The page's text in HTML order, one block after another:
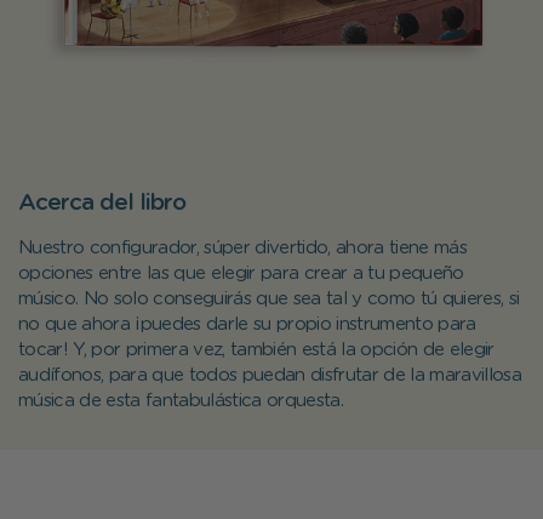
Acerca del libro
Nuestro configurador, súper divertido, ahora tiene más
opciones entre las que elegir para crear a tu pequeño
músico. No solo conseguirás que sea tal y como tú quieres, si
no que ahora ¡puedes darle su propio instrumento para
tocar! Y, por primera vez, también está la opción de elegir
audífonos, para que todos puedan disfrutar de la maravillosa
música de esta fantabulástica orquesta.